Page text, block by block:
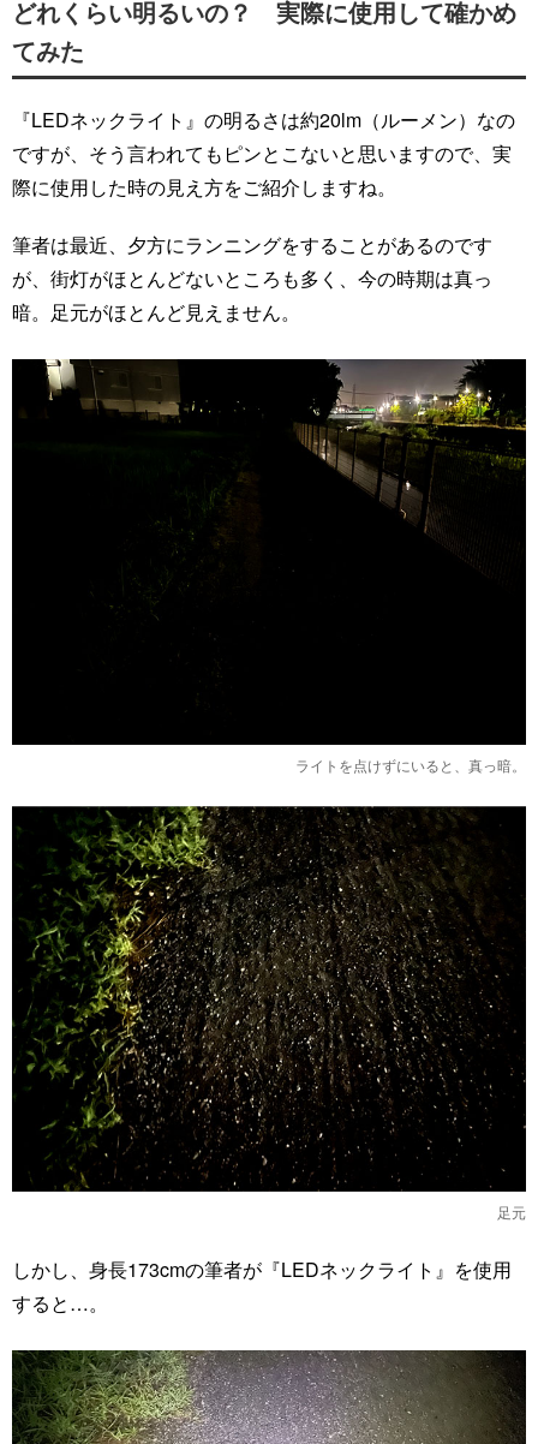
どれくらい明るいの？ 実際に使用して確かめ
てみた
『LEDネックライト』の明るさは約20lm（ルーメン）なの
ですが、そう言われてもピンとこないと思いますので、実
際に使用した時の見え方をご紹介しますね。
筆者は最近、夕方にランニングをすることがあるのです
が、街灯がほとんどないところも多く、今の時期は真っ
暗。足元がほとんど見えません。
ライトを点けずにいると、真っ暗。
足元
しかし、身長173cmの筆者が『LEDネックライト』を使用
すると…。